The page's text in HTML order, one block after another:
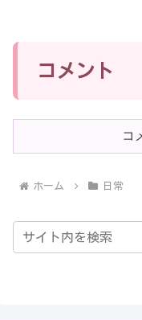
コメント
コ
ホーム 日常